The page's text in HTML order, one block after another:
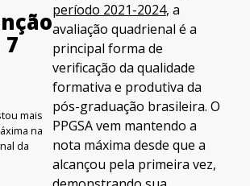
mais
na
da
período 2021-2024, a
avaliação quadrienal é a
principal forma de
verificação da qualidade
formativa e produtiva da
pós-graduação brasileira. O
PPGSA vem mantendo a
nota máxima desde que a
alcançou pela primeira vez,